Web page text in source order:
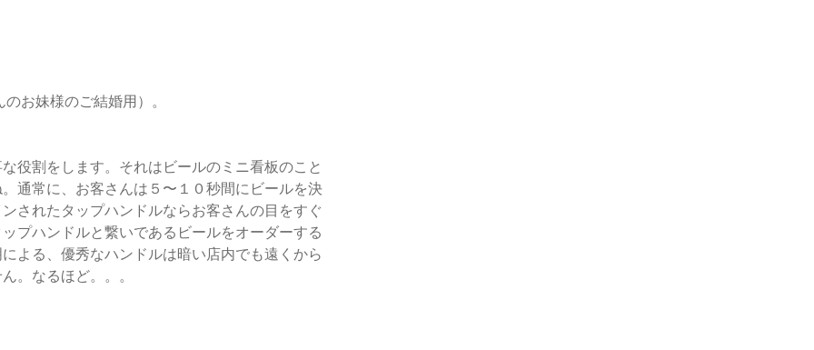
お妹様のご結婚用）。
役割をします。それはビールのミニ看板のこと
通常に、お客さんは５〜１０秒間にビールを決
されたタップハンドルならお客さんの目をすぐ
プハンドルと繋いであるビールをオーダーする
よる、優秀なハンドルは暗い店内でも遠くから
。なるほど。。。